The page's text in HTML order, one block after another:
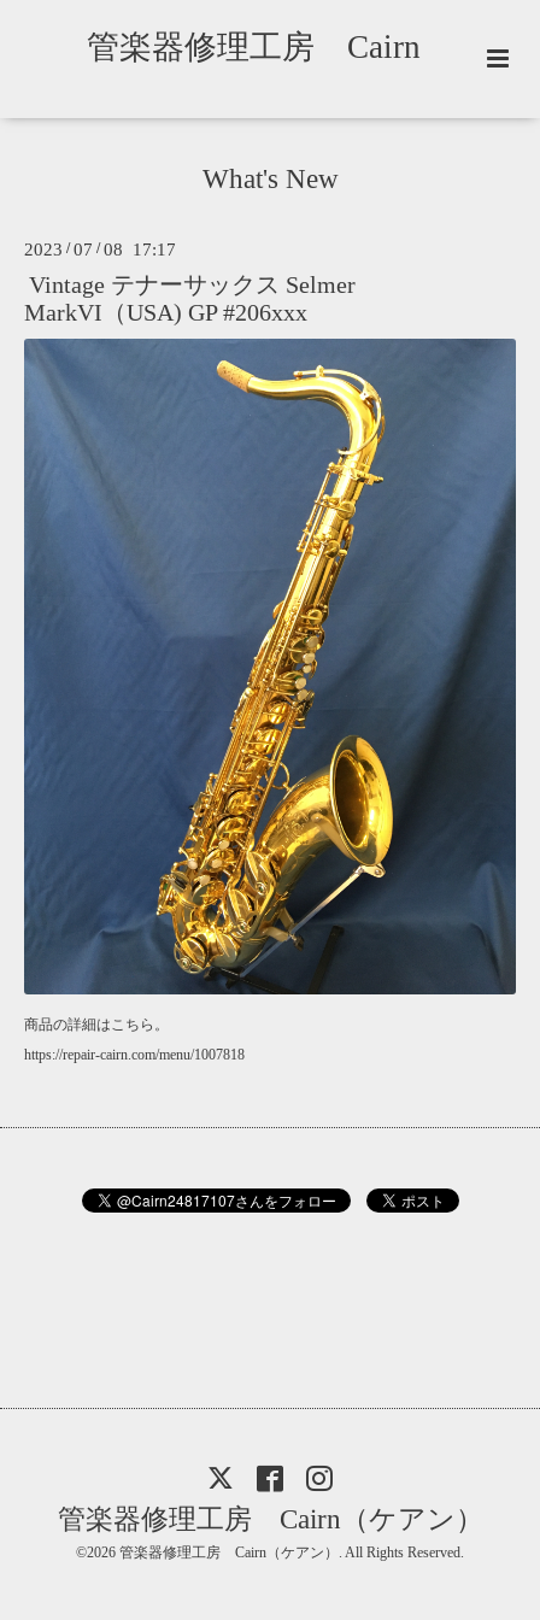
管楽器修理工房 Cairn
What's New
2023 /07 /08 17:17
Vintage テナーサックス Selmer
MarkVI（USA) GP #206xxx
商品の詳細はこちら。
https://repair-cairn.com/menu/1007818
管楽器修理工房 Cairn（ケアン）
©2026 管楽器修理工房 Cairn（ケアン） . All Rights Reserved.